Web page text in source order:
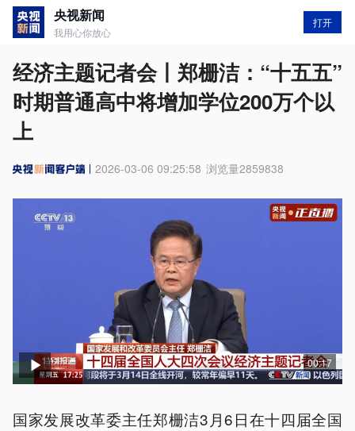
央视新闻
我用心你放心
打开
经济主题记者会丨郑栅洁：“十五五”
时期普通高中将增加学位200万个以
上
2026-03-06 09:25:58 浏览量2859838
00:17
国家发展改革委主任郑栅洁3月6日在十四届全国